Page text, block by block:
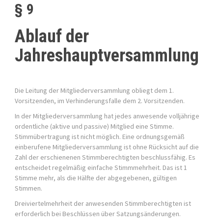
§ 9
Ablauf der
Jahreshauptversammlung
Die Leitung der Mitgliederversammlung obliegt dem 1.
Vorsitzenden, im Verhinderungsfalle dem 2. Vorsitzenden.
In der Mitgliederversammlung hat jedes anwesende volljährige
ordentliche (aktive und passive) Mitglied eine Stimme.
Stimmübertragung ist nicht möglich. Eine ordnungsgemäß
einberufene Mitgliederversammlung ist ohne Rücksicht auf die
Zahl der erschienenen Stimmberechtigten beschlussfähig. Es
entscheidet regelmäßig einfache Stimmmehrheit. Das ist 1
Stimme mehr, als die Hälfte der abgegebenen, gültigen
Stimmen.
Dreiviertelmehrheit der anwesenden Stimmberechtigten ist
erforderlich bei Beschlüssen über Satzungsänderungen.